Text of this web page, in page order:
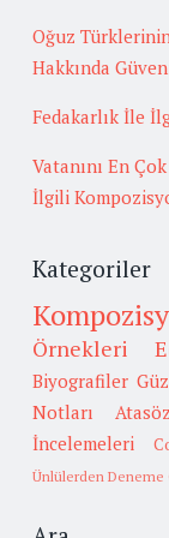
Oğuz
Hakkında
Fedakarlık İle
Vatanını En
İlgili
Kategoriler
Örnekleri
Biyografiler
Notları
İncelemeleri
Ünlülerden Deneme